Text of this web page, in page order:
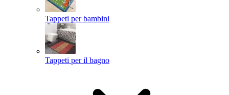
Tappeti per bambini
Tappeti per il bagno